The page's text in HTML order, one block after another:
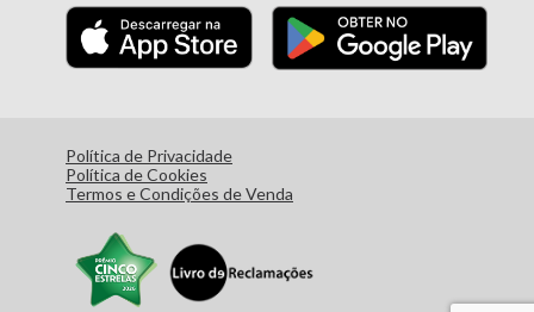
Política de Privacidade
Política de Cookies
Termos e Condições de Venda